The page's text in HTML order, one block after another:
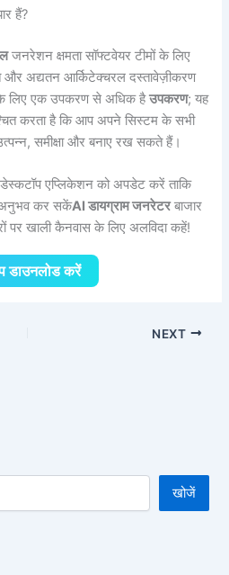
हैं?
जनरेशन क्षमता सॉफ्टवेयर टीमों के लिए
अद्यतन आर्किटेक्चरल दस्तावेज़ीकरण
के लिए एक उपकरण से अधिक हैउपकरण; यह
करता है कि आप अपने सिस्टम के सभी
समीक्षा और बनाए रख सकते हैं।
एप्लिकेशन को अपडेट करें ताकि
अनुभव कर सकेंAI डायग्राम जनरेटरबाजार
पर खाली कैनवास के लिए अलविदा कहें!
डाउनलोड करें
NEXT
खोजें